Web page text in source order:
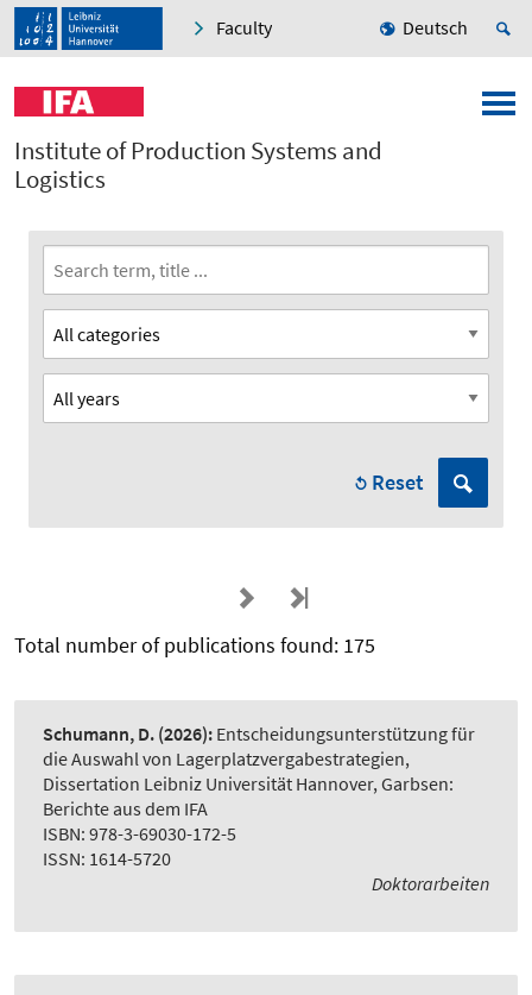
Faculty Deutsch
Institute of Production Systems and
Logistics
Reset
Total number of publications found: 175
Schumann, D. (2026): Entscheidungsunterstützung für
die Auswahl von Lagerplatzvergabestrategien,
Dissertation Leibniz Universität Hannover, Garbsen:
Berichte aus dem IFA
ISBN: 978-3-69030-172-5
ISSN: 1614-5720
Doktorarbeiten